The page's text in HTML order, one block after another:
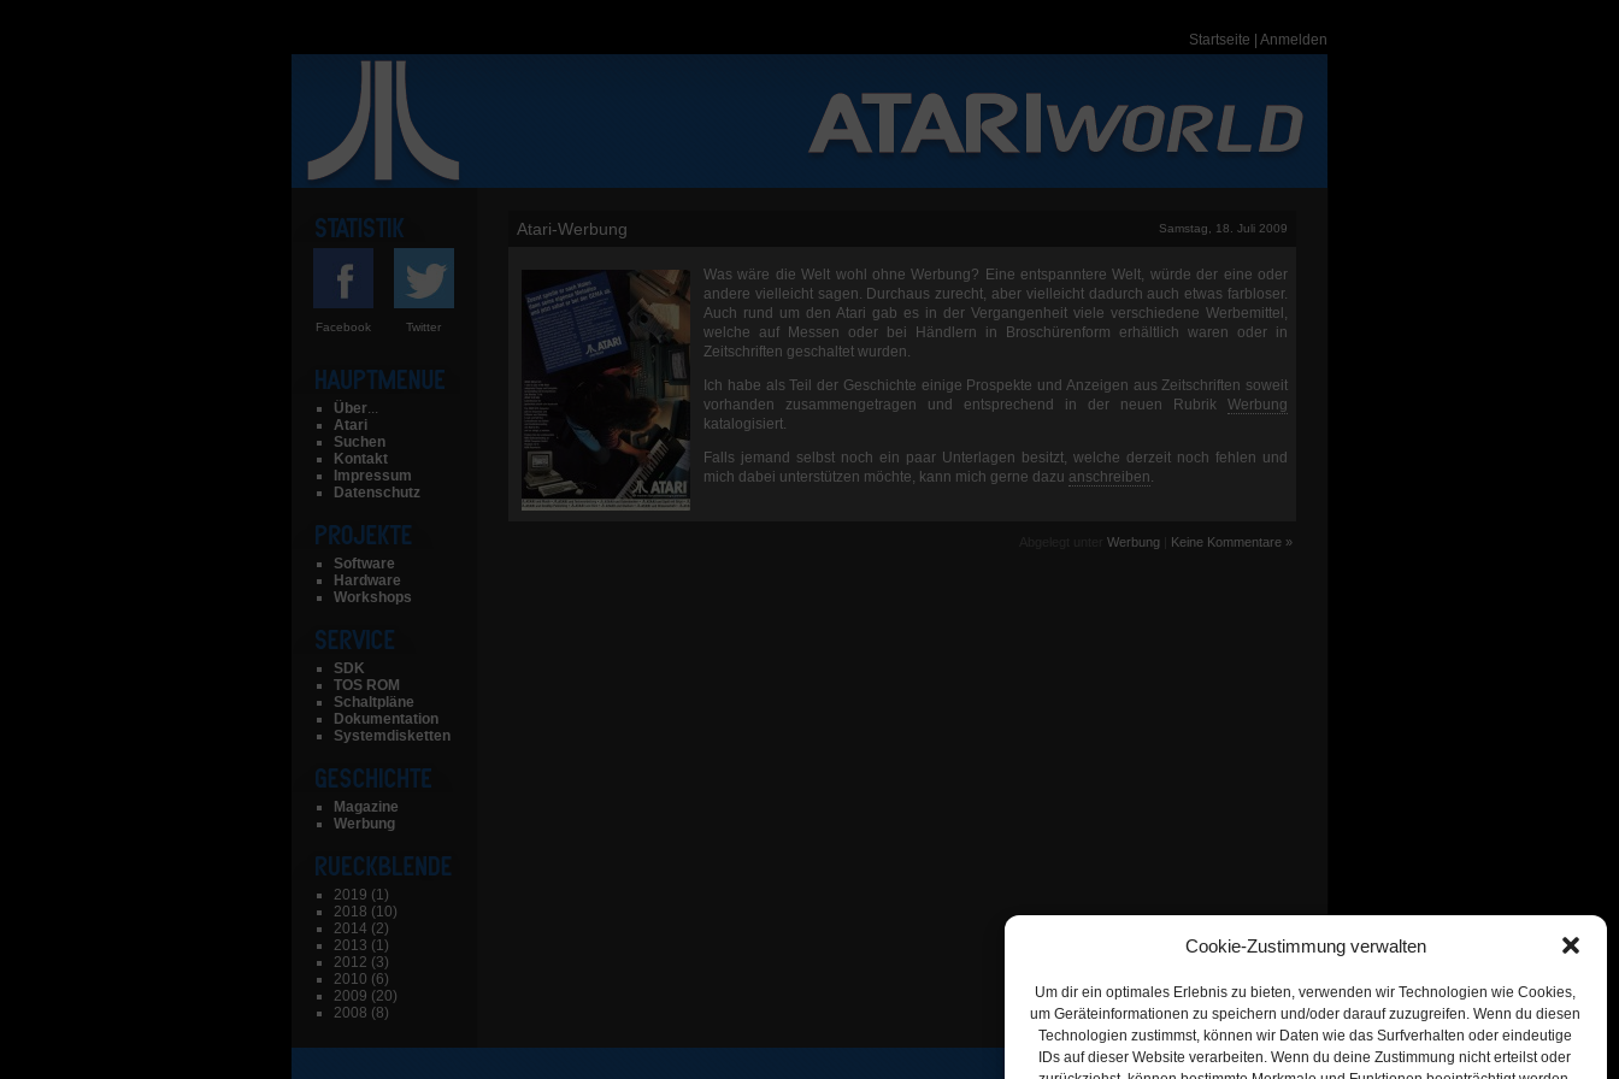
Cookie-Zustimmung verwalten
Um dir ein optimales Erlebnis zu bieten, verwenden wir Technologien wie Cookies,
um Geräteinformationen zu speichern und/oder darauf zuzugreifen. Wenn du diesen
Technologien zustimmst, können wir Daten wie das Surfverhalten oder eindeutige
IDs auf dieser Website verarbeiten. Wenn du deine Zustimmung nicht erteilst oder
Startseite Anmelden
Facebook Twitter
Über...
Atari
Suchen
Kontakt
Impressum
Datenschutz
Software
Hardware
Workshops
SDK
TOS ROM
Schaltpläne
Dokumentation
Systemdisketten
Magazine
Werbung
2019 (1)
2018 (10)
2014 (2)
2013 (1)
2012 (3)
2010 (6)
2009 (20)
2008 (8)
Atari-Werbung Samstag, 18. Juli 2009
Was wäre die Welt wohl ohne Werbung? Eine entspanntere Welt, würde der eine oder
andere vielleicht sagen. Durchaus zurecht, aber vielleicht dadurch auch etwas farbloser.
Auch rund um den Atari gab es in der Vergangenheit viele verschiedene Werbemittel,
welche auf Messen oder bei Händlern in Broschürenform erhältlich waren oder in
Zeitschriften geschaltet wurden.
Ich habe als Teil der Geschichte einige Prospekte und Anzeigen aus Zeitschriften soweit
vorhanden zusammengetragen und entsprechend in der neuen Rubrik Werbung
katalogisiert.
Falls jemand selbst noch ein paar Unterlagen besitzt, welche derzeit noch fehlen und
mich dabei unterstützen möchte, kann mich gerne dazu anschreiben.
Werbung Keine Kommentare »